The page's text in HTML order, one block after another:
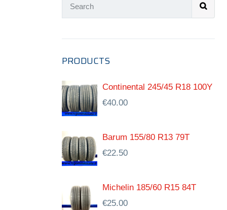
PRODUCTS
Continental 245/45 R18 100Y
€40.00
Barum 155/80 R13 79T
€22.50
Michelin 185/60 R15 84T
€25.00